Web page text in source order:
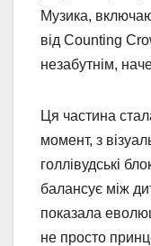
Музика,
від Counting
незабутнім,
Ця частина
момент, з
голлівудські
балансує між
показала
не просто